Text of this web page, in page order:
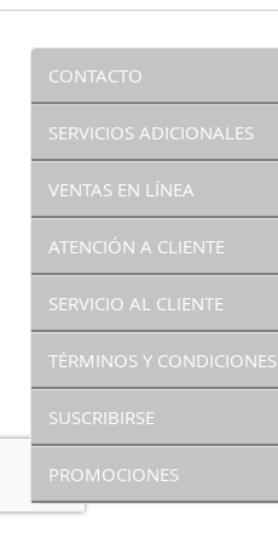
CONTACTO
SERVICIOS ADICIONALES
VENTAS EN LÍNEA
ATENCIÓN A CLIENTE
SERVICIO AL CLIENTE
TÉRMINOS Y CONDICIONES
SUSCRIBIRSE
PROMOCIONES